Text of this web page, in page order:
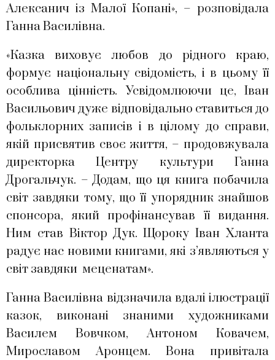
Алексанич із Малої Копані», – розповідала
Ганна Василівна.
«Казка виховує любов до рідного краю,
формує національну свідомість, і в цьому її
особлива цінність. Усвідомлюючи це, Іван
Васильович дуже відповідально ставиться до
фольклорних записів і в цілому до справи,
якій присвятив своє життя, – продовжувала
директорка Центру культури Ганна
Дрогальчук. – Додам, що ця книга побачила
світ завдяки тому, що її упорядник знайшов
спонсора, який профінансував її видання.
Ним став Віктор Дук. Щороку Іван Хланта
радує нас новими книгами, які з’являються у
світ завдяки меценатам».
Ганна Василівна відзначила вдалі ілюстрації
казок, виконані знаними художниками
Василем Вовчком, Антоном Ковачем,
Мирославом Аронцем. Вона привітала